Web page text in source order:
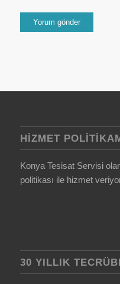
HIZMET
Konya Tesisat Servisi
politikası ile hizmet
30 YILLIK